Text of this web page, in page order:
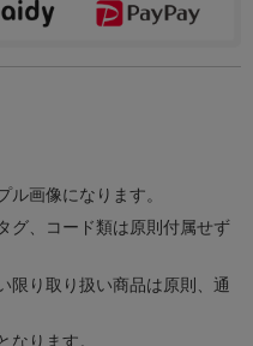
画像になります。
グ、コード類は原則付属せず
限り取り扱い商品は原則、通
なります。